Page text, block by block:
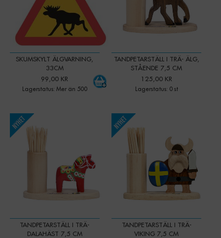
SKUMSKYLT ÄLGVARNING,
33CM
99,00 KR
Lagerstatus: Mer än 500
TANDPETARSTÄLL I TRÄ- ÄLG,
STÅENDE 7,5 CM
125,00 KR
Lagerstatus: 0 st
TANDPETARSTÄLL I TRÄ-
DALAHÄST 7,5 CM
TANDPETARSTÄLL I TRÄ-
VIKING 7,5 CM
Qty: